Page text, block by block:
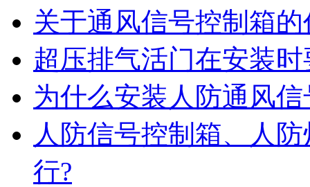
关于通风信号控制箱
超压排气活门在安装
为什么安装人防通风
人防信号控制箱、人
行?